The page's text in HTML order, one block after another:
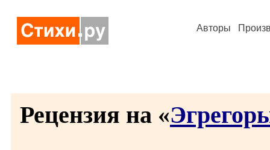
Авторы
Рецензия на «